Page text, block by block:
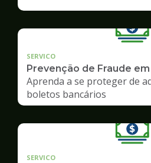
SERVICO
Prevenção de Fraude
Aprenda a se proteger de
boletos bancários
SERVICO